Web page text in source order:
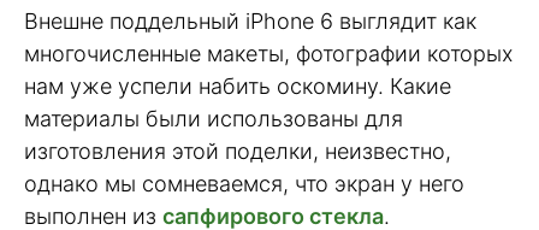
Внешне поддельный iPhone 6 выглядит как
многочисленные макеты, фотографии которых
нам уже успели набить оскомину. Какие
материалы были использованы для
изготовления этой поделки, неизвестно,
однако мы сомневаемся, что экран у него
выполнен из сапфирового стекла.